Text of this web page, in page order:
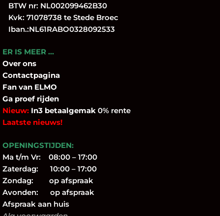
BTW nr: NL002099462B30
Kvk: 71078738 te Stede Broec
Iban.:NL61RABO0328092533
ER IS MEER …
Over ons
Contactpagina
Fan van ELMO
Ga proef rijden
Nieuw: In3 betaalgemak 0% rente
Laatste nieuws!
OPENINGSTIJDEN:
Ma t/m Vr: 08:00 – 17:00
Zaterdag: 10:00 – 17:00
Zondag: op afspraak
Avonden: op afspraak
Afspraak aan huis